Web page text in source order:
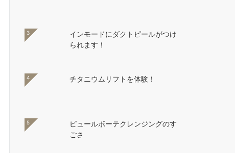
3
インモードにダクトピールがつけ
られます！
4 チタニウムリフトを体験！
5
ピュールボーテクレンジングのす
ごさ